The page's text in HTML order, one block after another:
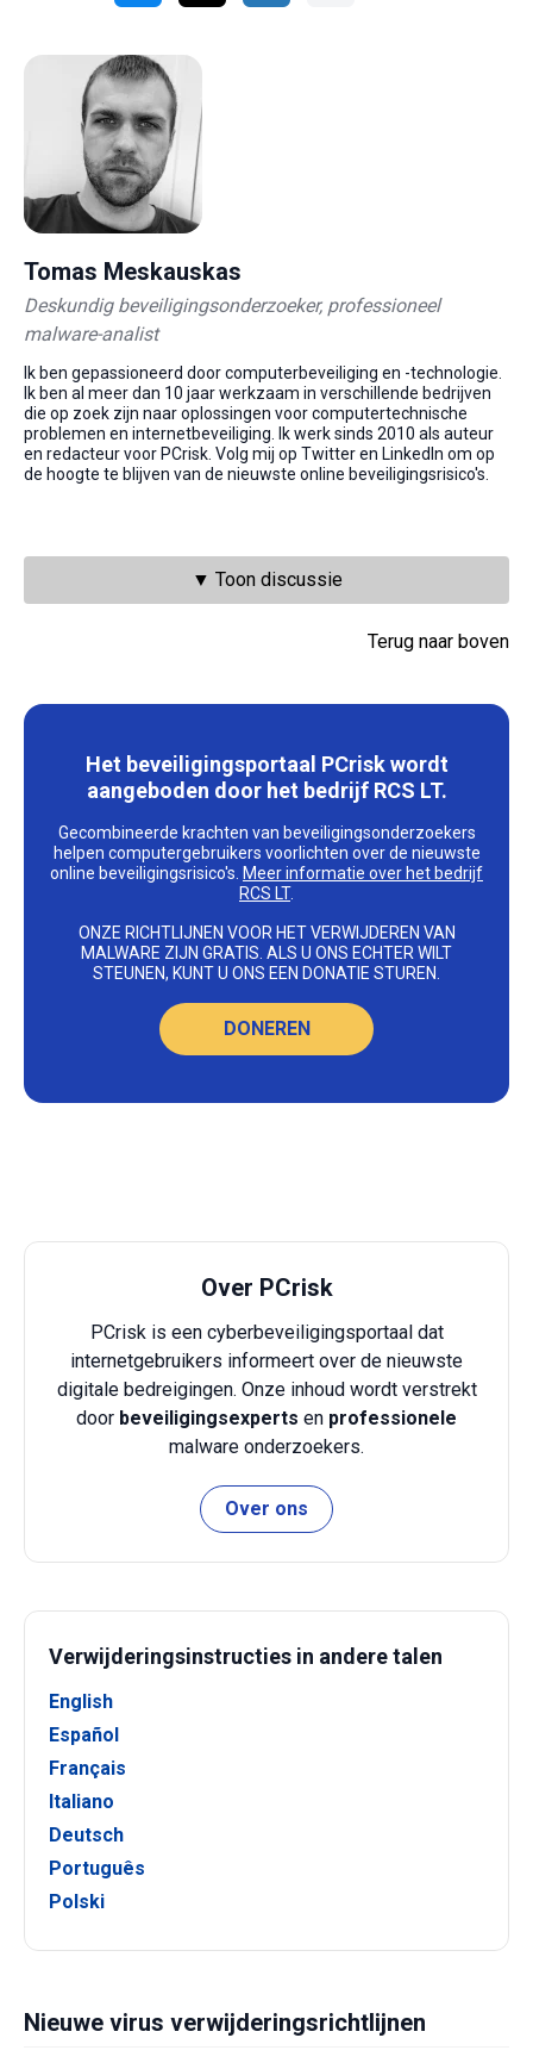
Tomas Meskauskas
Deskundig beveiligingsonderzoeker, professioneel
malware-analist
Ik ben gepassioneerd door computerbeveiliging en -technologie.
Ik ben al meer dan 10 jaar werkzaam in verschillende bedrijven
die op zoek zijn naar oplossingen voor computertechnische
problemen en internetbeveiliging. Ik werk sinds 2010 als auteur
en redacteur voor PCrisk. Volg mij op Twitter en LinkedIn om op
de hoogte te blijven van de nieuwste online beveiligingsrisico's.
▼ Toon discussie
Terug naar boven
Het beveiligingsportaal PCrisk wordt
aangeboden door het bedrijf RCS LT.
Gecombineerde krachten van beveiligingsonderzoekers
helpen computergebruikers voorlichten over de nieuwste
online beveiligingsrisico's. Meer informatie over het bedrijf
RCS LT.
ONZE RICHTLIJNEN VOOR HET VERWIJDEREN VAN
MALWARE ZIJN GRATIS. ALS U ONS ECHTER WILT
STEUNEN, KUNT U ONS EEN DONATIE STUREN.
DONEREN
Over PCrisk
PCrisk is een cyberbeveiligingsportaal dat
internetgebruikers informeert over de nieuwste
digitale bedreigingen. Onze inhoud wordt verstrekt
door beveiligingsexperts en professionele
malware onderzoekers.
Over ons
Verwijderingsinstructies in andere talen
English
Español
Français
Italiano
Deutsch
Português
Polski
Nieuwe virus verwijderingsrichtlijnen